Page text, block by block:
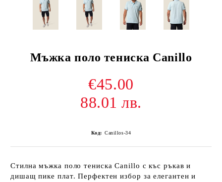
Мъжка поло тениска Canillo
€45.00
88.01 лв.
Код: Canillos-34
Стилна мъжка поло тениска Canillo с къс ръкав и
дишащ пике плат. Перфектен избор за елегантен и